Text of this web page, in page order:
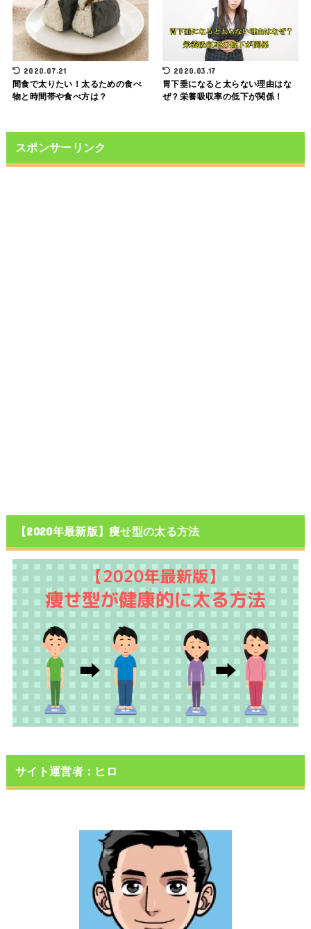
2020.07.21
間食で太りたい！太るための食べ
物と時間帯や食べ方は？
2020.03.17
胃下垂になると太らない理由はな
ぜ？栄養吸収率の低下が関係！
スポンサーリンク
【2020年最新版】痩せ型の太る方法
サイト運営者：ヒロ